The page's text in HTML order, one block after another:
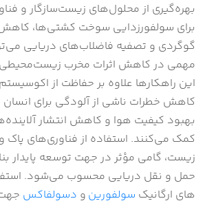
بهره‌گیری از محلول‌های زیست‌سازگار و
برای سولفورزدایی سوخت کشتی‌ها، کاهش
گوگردی و تصفیه فاضلاب‌های دریایی
مهمی در کاهش اثرات مخرب زیست‌محیطی
این راهکارها علاوه بر حفاظت از
کاهش خطرات ناشی از آلودگی برای انسان و
بهبود کیفیت هوا و کاهش انتشار
کمک می‌کنند. استفاده از فناوری‌های پاک
زیست، گامی مؤثر در جهت توسعه پایدار
حمل‌ و نقل دریایی محسوب می‌شود.
های ارگانیک سولفورین و دسولفاکس